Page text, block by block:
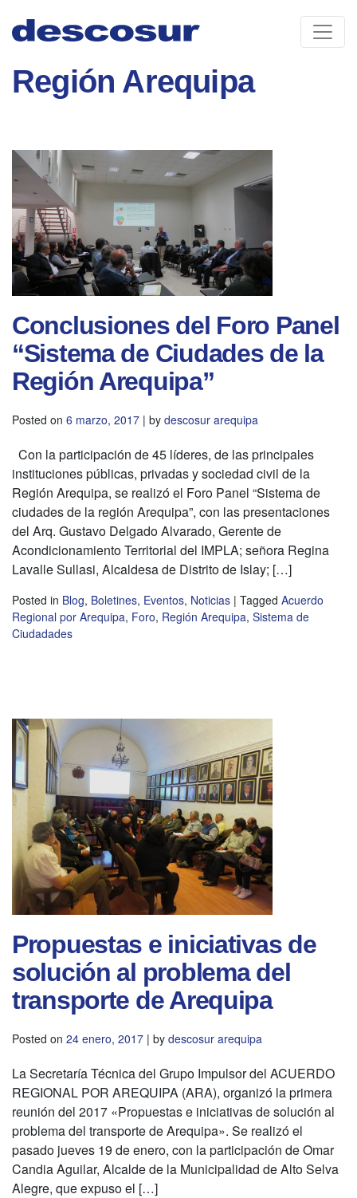
content
Región Arequipa
Conclusiones del Foro Panel
“Sistema de Ciudades de la
Región Arequipa”
Posted on 6 marzo, 2017 | by descosur arequipa
Con la participación de 45 líderes, de las principales
instituciones públicas, privadas y sociedad civil de la
Región Arequipa, se realizó el Foro Panel “Sistema de
ciudades de la región Arequipa”, con las presentaciones
del Arq. Gustavo Delgado Alvarado, Gerente de
Acondicionamiento Territorial del IMPLA; señora Regina
Lavalle Sullasi, Alcaldesa de Distrito de Islay; […]
Posted in Blog, Boletines, Eventos, Noticias | Tagged Acuerdo
Regional por Arequipa, Foro, Región Arequipa, Sistema de
Ciudadades
Propuestas e iniciativas de
solución al problema del
transporte de Arequipa
Posted on 24 enero, 2017 | by descosur arequipa
La Secretaría Técnica del Grupo Impulsor del ACUERDO
REGIONAL POR AREQUIPA (ARA), organizó la primera
reunión del 2017 «Propuestas e iniciativas de solución al
problema del transporte de Arequipa». Se realizó el
pasado jueves 19 de enero, con la participación de Omar
Candia Aguilar, Alcalde de la Municipalidad de Alto Selva
Alegre, que expuso el […]